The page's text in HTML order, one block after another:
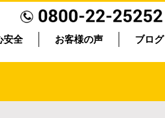
安全 お客様の声 ブログ